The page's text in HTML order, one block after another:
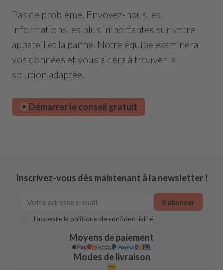
Pas de problème. Envoyez-nous les
informations les plus importantes sur votre
appareil et la panne. Notre équipe examinera
vos données et vous aidera à trouver la
solution adaptée.
Démarrer le conseil gratuit
Inscrivez-vous dès maintenant à la newsletter !
J’accepte la politique de confidentialité
S’abonner
Moyens de paiement
Modes de livraison